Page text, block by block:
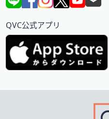
QVC公式アプリ